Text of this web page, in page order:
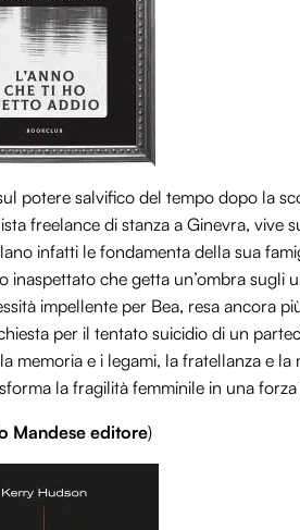
potere salvifico del tempo dopo la
freelance di stanza a Ginevra, vive
infatti le fondamenta della sua
che getta un’ombra sugli
impellente per Bea, resa ancora
per il tentato suicidio di un
memoria e i legami, la fratellanza e la
la fragilità femminile in una
Mandese editore)